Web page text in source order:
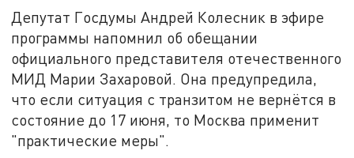
Депутат Госдумы Андрей Колесник в эфире
программы напомнил об обещании
официального представителя отечественного
МИД Марии Захаровой. Она предупредила,
что если ситуация с транзитом не вернётся в
состояние до 17 июня, то Москва применит
"практические меры".